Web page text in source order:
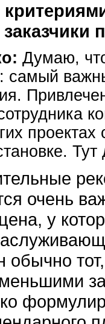
Думаю,
самый
проектах
очень
у
обычно